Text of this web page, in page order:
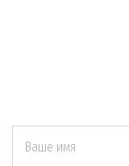
Ваше имя